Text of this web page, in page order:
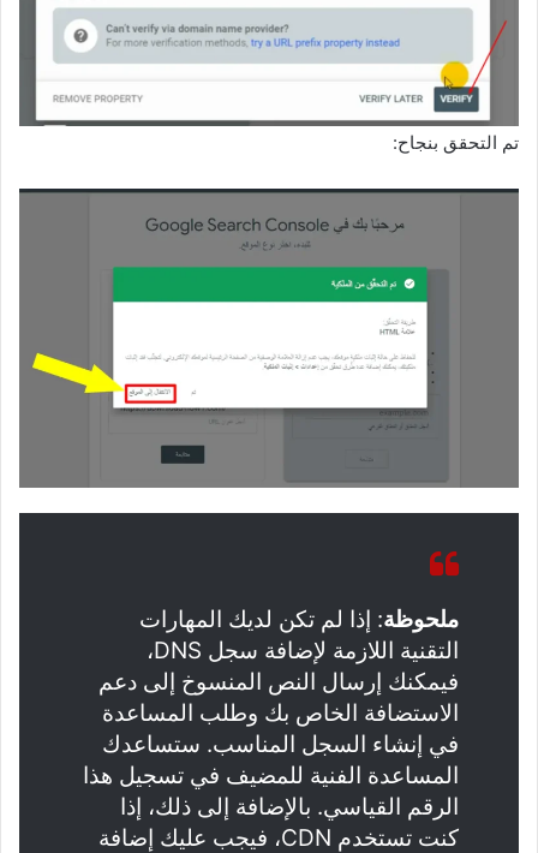
تم التحقق بنجاح:
ملحوظة: إذا لم تكن لديك المهارات
التقنية اللازمة لإضافة سجل DNS،
فيمكنك إرسال النص المنسوخ إلى دعم
الاستضافة الخاص بك وطلب المساعدة
في إنشاء السجل المناسب. ستساعدك
المساعدة الفنية للمضيف في تسجيل هذا
الرقم القياسي. بالإضافة إلى ذلك، إذا
كنت تستخدم CDN، فيجب عليك إضافة